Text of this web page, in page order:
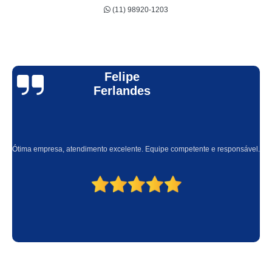
(11) 98920-1203
Felipe
Ferlandes
Ótima empresa, atendimento excelente. Equipe competente e responsável.